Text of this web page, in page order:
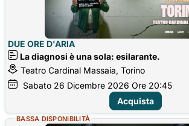
DUE ORE D'ARIA
La diagnosi è una sola: esilarante.
Teatro Cardinal Massaia, Torino
Sabato 26 Dicembre 2026 Ore 20:45
Acquista
BASSA DISPONIBILITÀ